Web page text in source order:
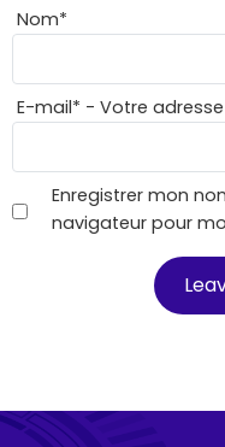
Nom*
E-mail* - Votre
Enregistrer mon
navigateur pour